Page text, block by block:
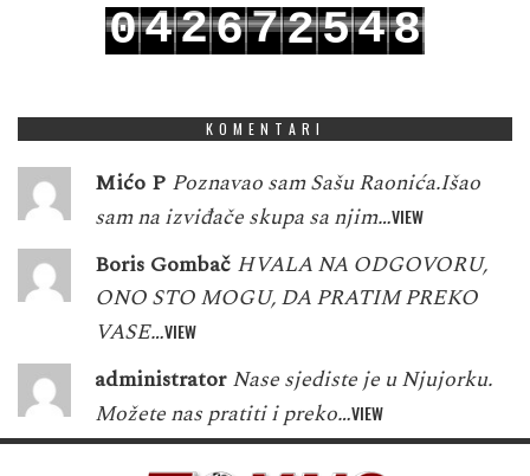
042672548
KOMENTARI
Mićo P Poznavao sam Sašu Raonića.Išao
sam na izviđače skupa sa njim…VIEW
Boris Gombač HVALA NA ODGOVORU,
ONO STO MOGU, DA PRATIM PREKO
VASE…VIEW
administrator Nase sjediste je u Njujorku.
Možete nas pratiti i preko…VIEW